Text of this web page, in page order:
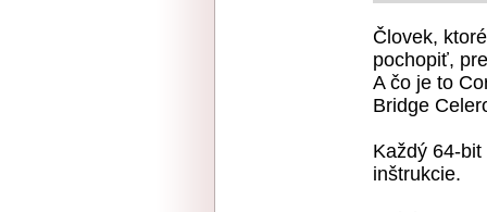
Človek,
pochopiť,
A čo je to
Bridge
Každý 64-
inštrukcie.